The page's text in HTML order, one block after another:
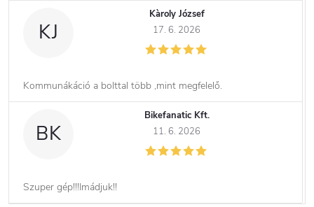
KJ
Kàroly József
17. 6. 2026
Kommunákáció a bolttal több ,mint megfelelő.
BK
Bikefanatic Kft.
11. 6. 2026
Szuper gép!!!Imádjuk!!